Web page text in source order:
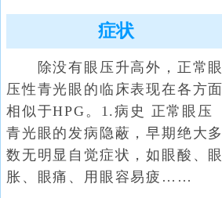
症状
除没有眼压升高外，正常眼
压性青光眼的临床表现在各方面
相似于HPG。1.病史 正常眼压
青光眼的发病隐蔽，早期绝大多
数无明显自觉症状，如眼酸、眼
胀、眼痛、用眼容易疲……